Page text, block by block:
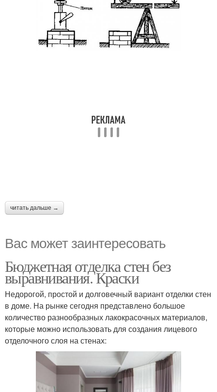
читать дальше →
Вас может заинтересовать
Бюджетная отделка стен без
выравнивания. Краски
Недорогой, простой и долговечный вариант отделки стен
в доме. На рынке сегодня представлено большое
количество разнообразных лакокрасочных материалов,
которые можно использовать для создания лицевого
отделочного слоя на стенах: